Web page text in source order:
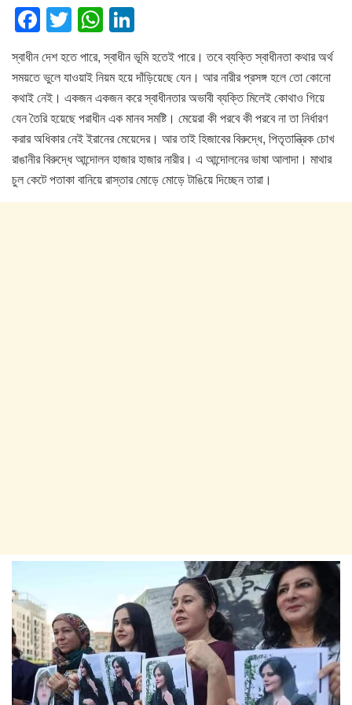
F
a
c
e
b
o
o
k
T
wi
tt
er
W
h
at
s
A
p
p
n
k
e
dI
n
স্বাধীন দেশ হতে পারে, স্বাধীন ভূমি হতেই পারে। তবে ব্যক্তি স্বাধীনতা কথার অর্থ
সময়তে ভুলে যাওয়াই নিয়ম হয়ে দাঁড়িয়েছে যেন। আর নারীর প্রসঙ্গ হলে তো কোনো
কথাই নেই। একজন একজন করে স্বাধীনতার অভাবী ব্যক্তি মিলেই কোথাও গিয়ে
যেন তৈরি হয়েছে পরাধীন এক মানব সমষ্টি। মেয়েরা কী পরবে কী পরবে না তা নির্ধারণ
করার অধিকার নেই ইরানের মেয়েদের। আর তাই হিজাবের বিরুদ্ধে, পিতৃতান্ত্রিক চোখ
রাঙানীর বিরুদ্ধে আন্দোলন হাজার হাজার নারীর। এ আন্দোলনের ভাষা আলাদা। মাথার
চুল কেটে পতাকা বানিয়ে রাস্তার মোড়ে মোড়ে টাঙিয়ে দিচ্ছেন তারা।